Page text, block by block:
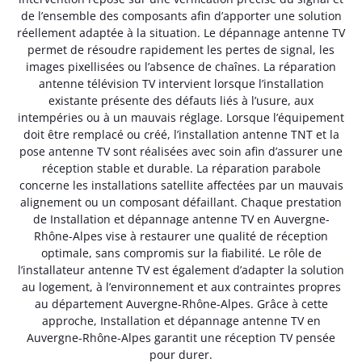
de l’ensemble des composants afin d’apporter une solution
réellement adaptée à la situation. Le dépannage antenne TV
permet de résoudre rapidement les pertes de signal, les
images pixellisées ou l’absence de chaînes. La réparation
antenne télévision TV intervient lorsque l’installation
existante présente des défauts liés à l’usure, aux
intempéries ou à un mauvais réglage. Lorsque l’équipement
doit être remplacé ou créé, l’installation antenne TNT et la
pose antenne TV sont réalisées avec soin afin d’assurer une
réception stable et durable. La réparation parabole
concerne les installations satellite affectées par un mauvais
alignement ou un composant défaillant. Chaque prestation
de Installation et dépannage antenne TV en Auvergne-
Rhône-Alpes vise à restaurer une qualité de réception
optimale, sans compromis sur la fiabilité. Le rôle de
l’installateur antenne TV est également d’adapter la solution
au logement, à l’environnement et aux contraintes propres
au département Auvergne-Rhône-Alpes. Grâce à cette
approche, Installation et dépannage antenne TV en
Auvergne-Rhône-Alpes garantit une réception TV pensée
pour durer.